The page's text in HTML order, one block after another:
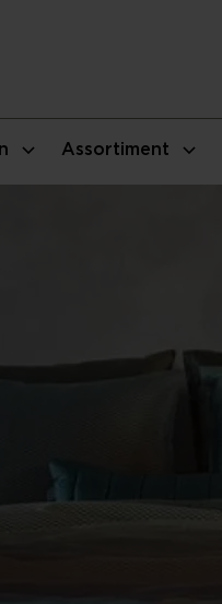
Assortiment